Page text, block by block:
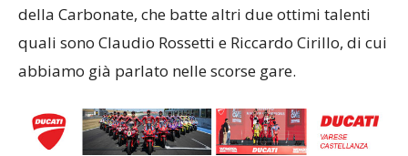
della Carbonate, che batte altri due ottimi talenti
quali sono Claudio Rossetti e Riccardo Cirillo, di cui
abbiamo già parlato nelle scorse gare.